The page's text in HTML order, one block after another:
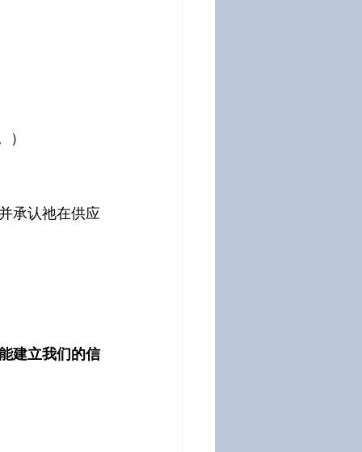
）
承认祂在供应
建立我们的信